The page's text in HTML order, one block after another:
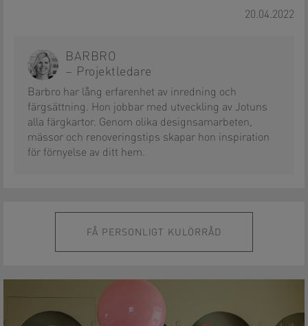
20.04.2022
BARBRO
– Projektledare
Barbro har lång erfarenhet av inredning och
färgsättning. Hon jobbar med utveckling av Jotuns
alla färgkartor. Genom olika designsamarbeten,
mässor och renoveringstips skapar hon inspiration
för förnyelse av ditt hem.
FÅ PERSONLIGT KULÖRRÅD